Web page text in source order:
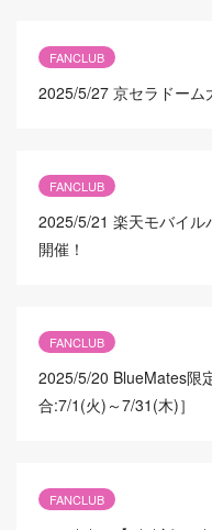
FANCLUB
2025/5/27 京セラドーム
FANCLUB
2025/5/21 楽天モバイル
開催！
FANCLUB
2025/5/20 BlueMates限
合:7/1(火)～7/31(木)］
FANCLUB